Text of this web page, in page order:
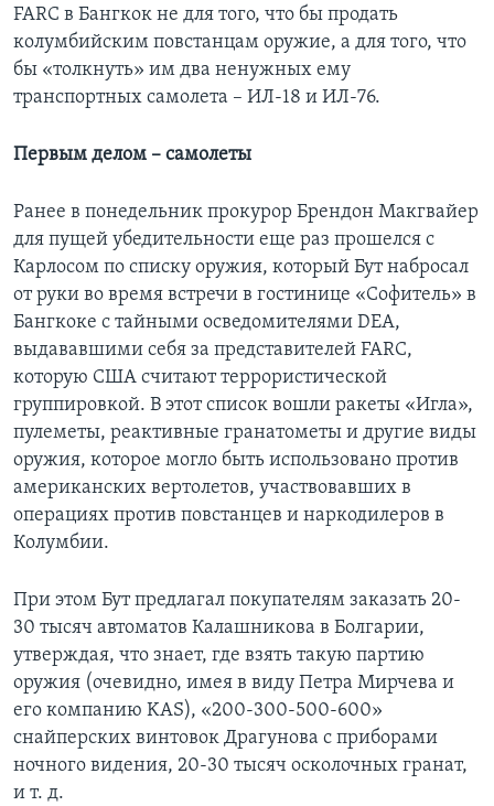
FARC в Бангкок не для того, что бы продать
колумбийским повстанцам оружие, а для того, что
бы «толкнуть» им два ненужных ему
транспортных самолета – ИЛ-18 и ИЛ-76.
Первым делом – самолеты
Ранее в понедельник прокурор Брендон Макгвайер
для пущей убедительности еще раз прошелся с
Карлосом по списку оружия, который Бут набросал
от руки во время встречи в гостинице «Софитель» в
Бангкоке с тайными осведомителями DEA,
выдававшими себя за представителей FARC,
которую США считают террористической
группировкой. В этот список вошли ракеты «Игла»,
пулеметы, реактивные гранатометы и другие виды
оружия, которое могло быть использовано против
американских вертолетов, участвовавших в
операциях против повстанцев и наркодилеров в
Колумбии.
При этом Бут предлагал покупателям заказать 20-
30 тысяч автоматов Калашникова в Болгарии,
утверждая, что знает, где взять такую партию
оружия (очевидно, имея в виду Петра Мирчева и
его компанию KAS), «200-300-500-600»
снайперских винтовок Драгунова с приборами
ночного видения, 20-30 тысяч осколочных гранат,
и т. д.